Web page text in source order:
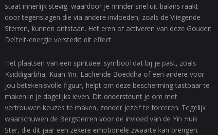
staat innerlijk stevig, waardoor je minder snel uit balans raakt
door tegenslagen die via andere invloeden, zoals de Vliegende
Sterren, kunnen ontstaan. Het eren of activeren van deze Gouden
Deïteit-energie versterkt dit effect.
Het plaatsen van een spiritueel symbool dat bij je past, zoals
Ksiddigarbha, Kuan Yin, Lachende Boeddha of een andere voor
jou betekenisvolle figuur, helpt om deze bescherming tastbaar te
maken in je dagelijks leven. Dit ondersteunt je om met
vertrouwen keuzes te maken, zonder jezelf te forceren. Tegelijk
waarschuwen de Bergsterren voor de invloed van de Yin Huis
Ster, die dit jaar een zekere emotionele zwaarte kan brengen.